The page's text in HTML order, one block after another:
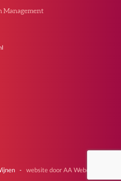
Management
-website door AA Webdesign